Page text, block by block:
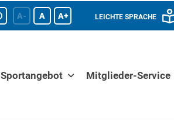
A- A A+ LEICHTE SPRACHE
Sportangebot Mitglieder-Service